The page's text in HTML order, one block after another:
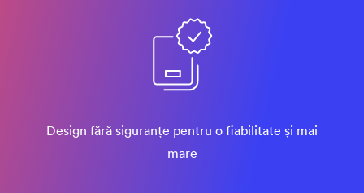
Design fără siguranțe pentru o fiabilitate și mai
mare